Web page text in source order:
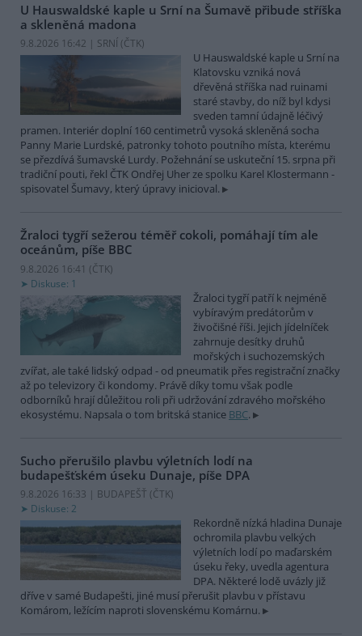
U Hauswaldské kaple u Srní na Šumavě přibude stříška
a skleněná madona
9.8.2026 16:42 | SRNÍ (ČTK)
U Hauswaldské kaple u Srní na
Klatovsku vzniká nová
dřevěná stříška nad ruinami
staré stavby, do níž byl kdysi
sveden tamní údajně léčivý
pramen. Interiér doplní 160 centimetrů vysoká skleněná socha
Panny Marie Lurdské, patronky tohoto poutního místa, kterému
se přezdívá šumavské Lurdy. Požehnání se uskuteční 15. srpna při
tradiční pouti, řekl ČTK Ondřej Uher ze spolku Karel Klostermann -
spisovatel Šumavy, který úpravy inicioval.
Žraloci tygří sežerou téměř cokoli, pomáhají tím ale
oceánům, píše BBC
9.8.2026 16:41 (ČTK)
Diskuse: 1
Žraloci tygří patří k nejméně
vybíravým predátorům v
živočišné říši. Jejich jídelníček
zahrnuje desítky druhů
mořských i suchozemských
zvířat, ale také lidský odpad - od pneumatik přes registrační značky
až po televizory či kondomy. Právě díky tomu však podle
odborníků hrají důležitou roli při udržování zdravého mořského
ekosystému. Napsala o tom britská stanice BBC.
Sucho přerušilo plavbu výletních lodí na
budapešťském úseku Dunaje, píše DPA
9.8.2026 16:33 | BUDAPEŠŤ (ČTK)
Diskuse: 2
Rekordně nízká hladina Dunaje
ochromila plavbu velkých
výletních lodí po maďarském
úseku řeky, uvedla agentura
DPA. Některé lodě uvázly již
dříve v samé Budapešti, jiné musí přerušit plavbu v přístavu
Komárom, ležícím naproti slovenskému Komárnu.